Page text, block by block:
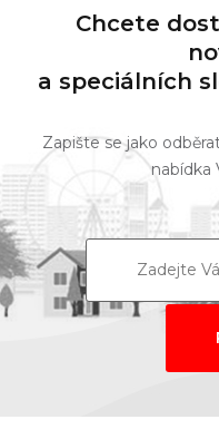
Chcete
a speciálních
Zapište se jako
nabídka